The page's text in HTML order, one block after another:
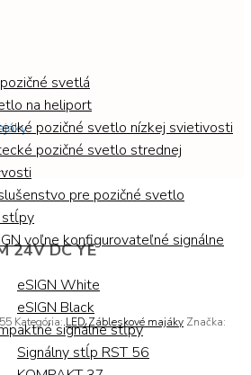
svetlá
na heliport
pozičné svetlo nízkej svietivosti
pozičné svetlo strednej
pre pozičné svetlo
stĺpy
voľne konfigurovateľné signálne
eSIGN White
eSIGN Black
signálne stĺpy
Signálny stĺp RST 56
24V DC YE
Kategória:LED Zábleskové majáky Značka: